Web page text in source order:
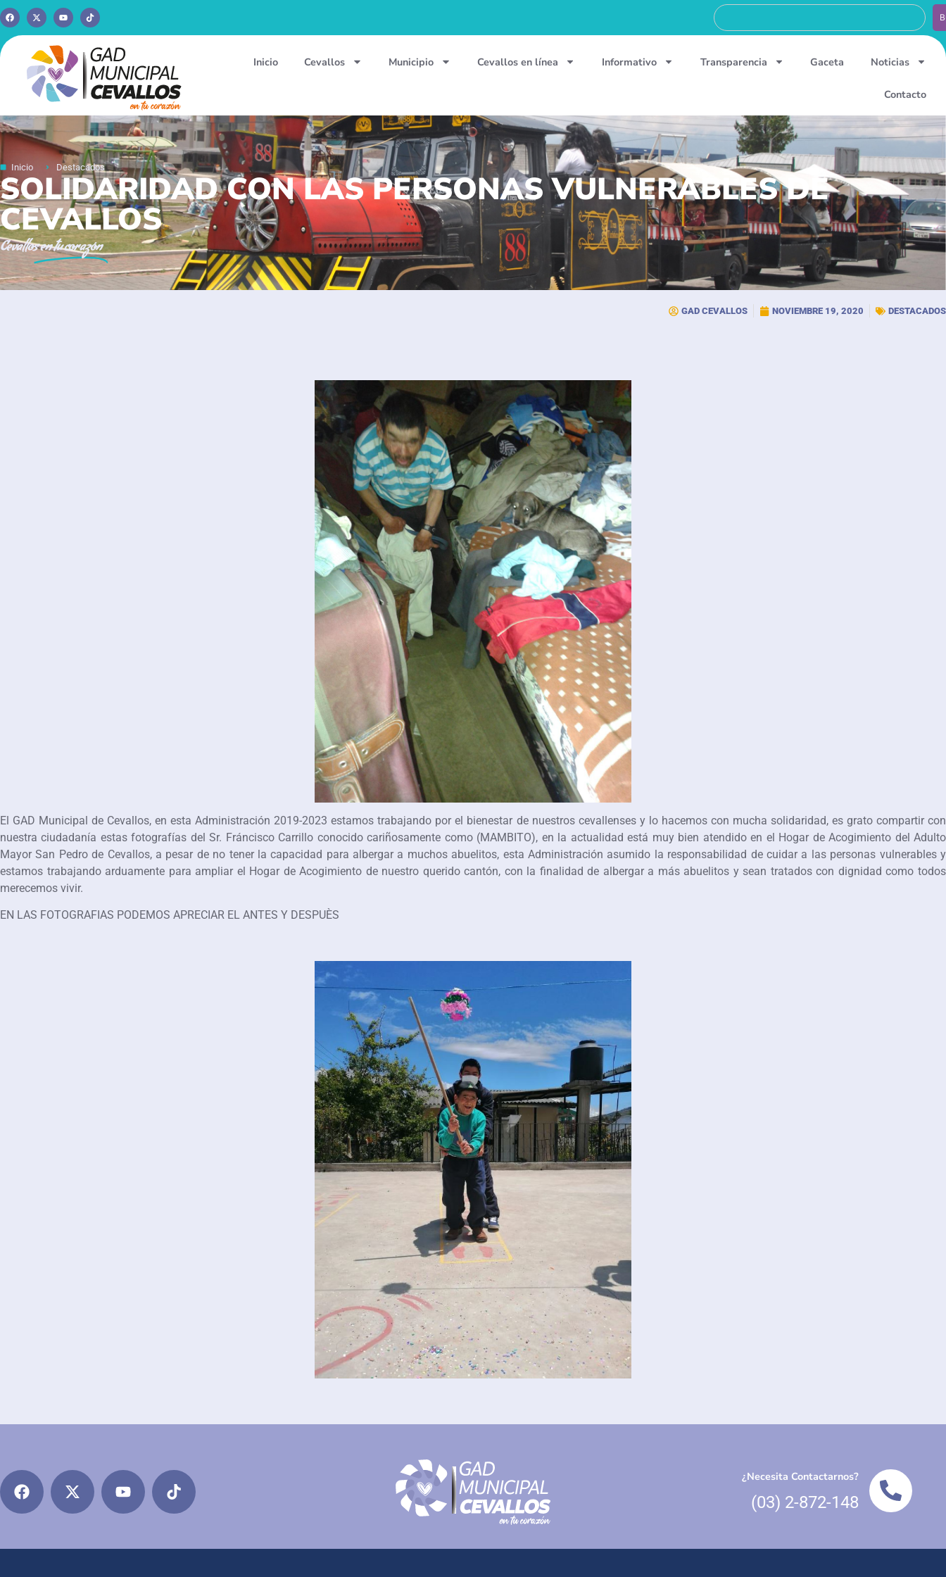
Inicio Cevallos Municipio Cevallos en línea Informativo Transparencia Gaceta Noticias
Contacto
Inicio Destacados
SOLIDARIDAD CON LAS PERSONAS VULNERABLES DE
CEVALLOS
Cevallosen tu corazón
GAD CEVALLOS NOVIEMBRE 19, 2020 DESTACADOS
El GAD Municipal de Cevallos, en esta Administración 2019-2023 estamos trabajando por el bienestar de nuestros cevallenses y lo hacemos con mucha solidaridad, es grato compartir con
nuestra ciudadanía estas fotografías del Sr. Fráncisco Carrillo conocido cariñosamente como (MAMBITO), en la actualidad está muy bien atendido en el Hogar de Acogimiento del Adulto
Mayor San Pedro de Cevallos, a pesar de no tener la capacidad para albergar a muchos abuelitos, esta Administración asumido la responsabilidad de cuidar a las personas vulnerables y
estamos trabajando arduamente para ampliar el Hogar de Acogimiento de nuestro querido cantón, con la finalidad de albergar a más abuelitos y sean tratados con dignidad como todos
merecemos vivir.
EN LAS FOTOGRAFIAS PODEMOS APRECIAR EL ANTES Y DESPUÈS
¿Necesita Contactarnos?
(03) 2-872-148